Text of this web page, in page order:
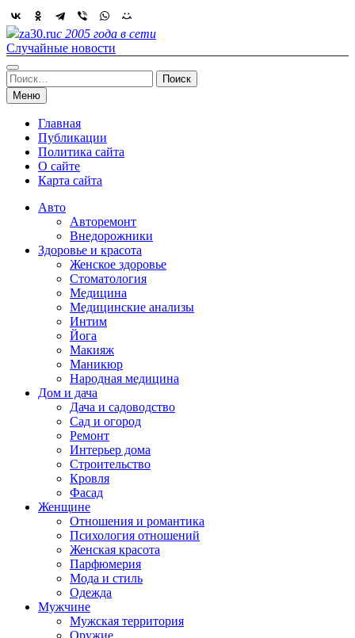
Skip
to
content
za30.ruс 2005 года в сети
Случайные новости
Найти:
Меню
Главная
Публикации
Политика сайта
О сайте
Карта сайта
Авто
Авторемонт
Внедорожники
Здоровье и красота
Женское здоровье
Стоматология
Медицина
Медицинские анализы
Интим
Йога
Макияж
Маникюр
Народная медицина
Дом и дача
Дача и садоводство
Сад и огород
Ремонт
Интерьер дома
Строительство
Кровля
Фасад
Женщине
Отношения и романтика
Психология отношений
Женская красота
Парфюмерия
Мода и стиль
Одежда
Мужчине
Мужская территория
Оружие